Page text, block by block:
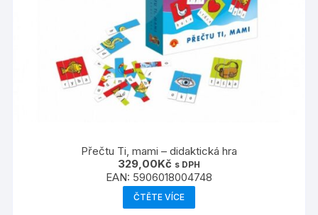
Přečtu Ti, mami – didaktická hra
329,00Kč s DPH
EAN: 5906018004748
ČTĚTE VÍCE